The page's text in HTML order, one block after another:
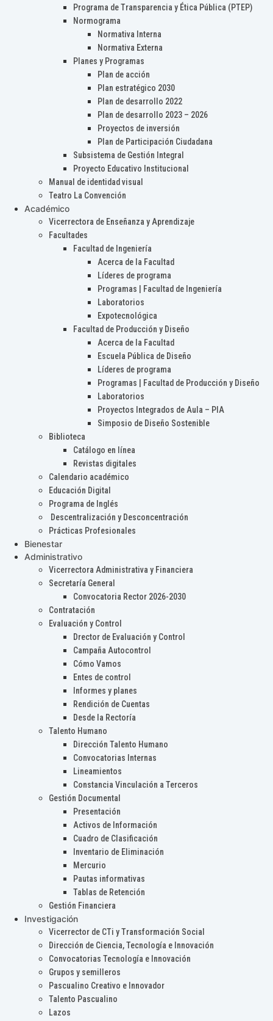
Programa de Transparencia y Ética Pública (PTEP)
Normograma
Normativa Interna
Normativa Externa
Planes y Programas
Plan de acción
Plan estratégico 2030
Plan de desarrollo 2022
Plan de desarrollo 2023 – 2026
Proyectos de inversión
Plan de Participación Ciudadana
Subsistema de Gestión Integral
Proyecto Educativo Institucional
Manual de identidad visual
Teatro La Convención
Académico
Vicerrectora de Enseñanza y Aprendizaje
Facultades
Facultad de Ingeniería
Acerca de la Facultad
Líderes de programa
Programas | Facultad de Ingeniería
Laboratorios
Expotecnológica
Facultad de Producción y Diseño
Acerca de la Facultad
Escuela Pública de Diseño
Líderes de programa
Programas | Facultad de Producción y Diseño
Laboratorios
Proyectos Integrados de Aula – PIA
Simposio de Diseño Sostenible
Biblioteca
Catálogo en línea
Revistas digitales
Calendario académico
Educación Digital
Programa de Inglés
Descentralización y Desconcentración
Prácticas Profesionales
Bienestar
Administrativo
Vicerrectora Administrativa y Financiera
Secretaría General
Convocatoria Rector 2026-2030
Contratación
Evaluación y Control
Drector de Evaluación y Control
Campaña Autocontrol
Cómo Vamos
Entes de control
Informes y planes
Rendición de Cuentas
Desde la Rectoría
Talento Humano
Dirección Talento Humano
Convocatorias Internas
Lineamientos
Constancia Vinculación a Terceros
Gestión Documental
Presentación
Activos de Información
Cuadro de Clasificación
Inventario de Eliminación
Mercurio
Pautas informativas
Tablas de Retención
Gestión Financiera
Investigación
Vicerrector de CTi y Transformación Social
Dirección de Ciencia, Tecnología e Innovación
Convocatorias Tecnología e Innovación
Grupos y semilleros
Pascualino Creativo e Innovador
Talento Pascualino
Lazos